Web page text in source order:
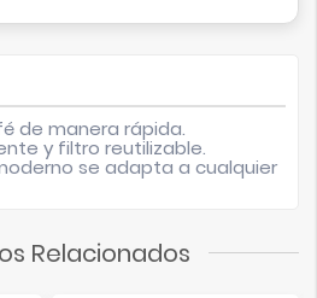
de manera rápida.
y filtro reutilizable.
se adapta a cualquier
Relacionados